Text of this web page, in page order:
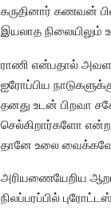
கருதினார் கணவன்
இயலாத
ராணி என்பதால்
ஐரோப்பிய
தனது உடன் பிறவா
செல்கிறார்களோ என்ற
தானே உலை
அரியணையேறிய
நிலப்பரப்பில்